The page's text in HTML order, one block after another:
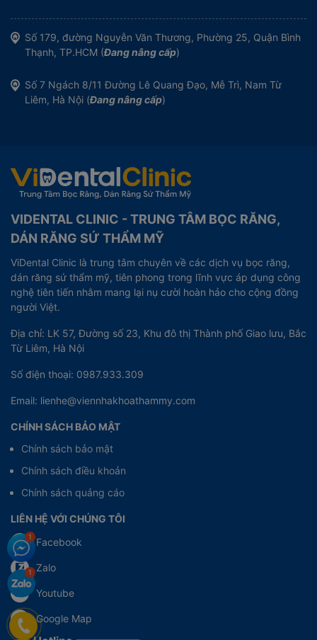
Số 179, đường Nguyễn Văn Thương, Phường 25, Quận Bình
Thạnh, TP.HCM (Đang nâng cấp)
Số 7 Ngách 8/11 Đường Lê Quang Đạo, Mễ Trì, Nam Từ
Liêm, Hà Nội (Đang nâng cấp)
VIDENTAL CLINIC - TRUNG TÂM BỌC RĂNG,
DÁN RĂNG SỨ THẨM MỸ
ViDental Clinic là trung tâm chuyên về các dịch vụ bọc răng,
dán răng sứ thẩm mỹ, tiên phong trong lĩnh vực áp dụng công
nghệ tiên tiến nhằm mang lại nụ cười hoàn hảo cho cộng đồng
người Việt.
Địa chỉ: LK 57, Đường số 23, Khu đô thị Thành phố Giao lưu, Bắc
Từ Liêm, Hà Nội
Số điện thoại: 0987.933.309
Email: lienhe@viennhakhoathammy.com
CHÍNH SÁCH BẢO MẬT
Chính sách bảo mật
Chính sách điều khoản
Chính sách quảng cáo
LIÊN HỆ VỚI CHÚNG TÔI
Facebook
Zalo
Youtube
Google Map